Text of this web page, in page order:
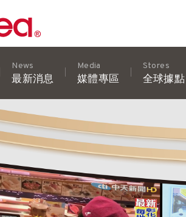
News
最新消息
Media
媒體專區
Stores
全球據點